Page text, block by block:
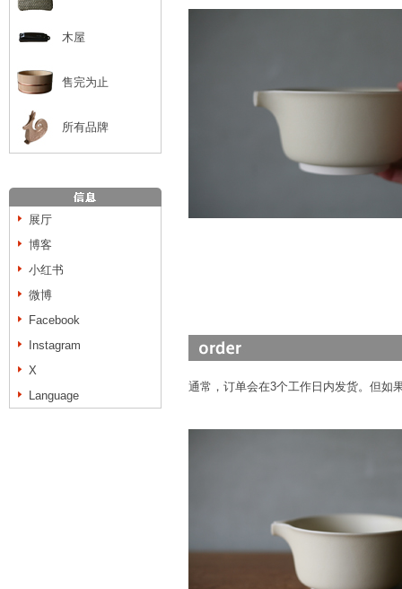
木屋
售完为止
所有品牌
展厅
博客
小红书
微博
Facebook
Instagram
X
Language
通常，订单会在3个工作日内发货。但如